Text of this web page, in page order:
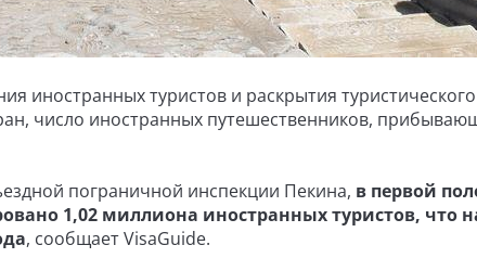
иностранных туристов и раскрытия туристического
число иностранных путешественников,
пограничной инспекции Пекина, в первой
1,02 миллиона иностранных туристов, что
, сообщает VisaGuide.